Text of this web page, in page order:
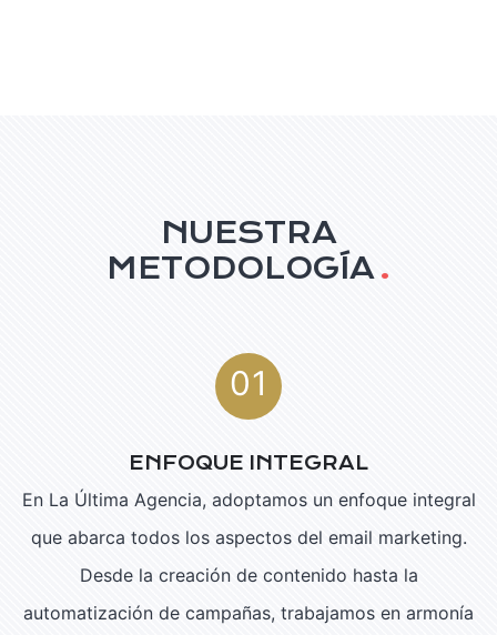
NUESTRA
METODOLOGÍA.
01
ENFOQUE INTEGRAL
En La Última Agencia, adoptamos un enfoque integral
que abarca todos los aspectos del email marketing.
Desde la creación de contenido hasta la
automatización de campañas, trabajamos en armonía